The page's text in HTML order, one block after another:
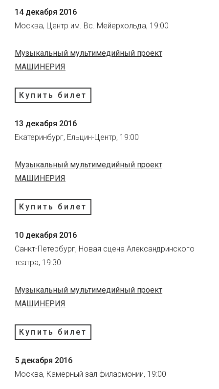
14 декабря 2016
Москва, Центр им. Вс. Мейерхольда, 19:00
Музыкальный мультимедийный проект
МАШИНЕРИЯ
Купить билет
13 декабря 2016
Екатеринбург, Ельцин-Центр, 19:00
Музыкальный мультимедийный проект
МАШИНЕРИЯ
Купить билет
10 декабря 2016
Санкт-Петербург, Новая сцена Александринского
театра, 19:30
Музыкальный мультимедийный проект
МАШИНЕРИЯ
Купить билет
5 декабря 2016
Москва, Камерный зал филармонии, 19:00